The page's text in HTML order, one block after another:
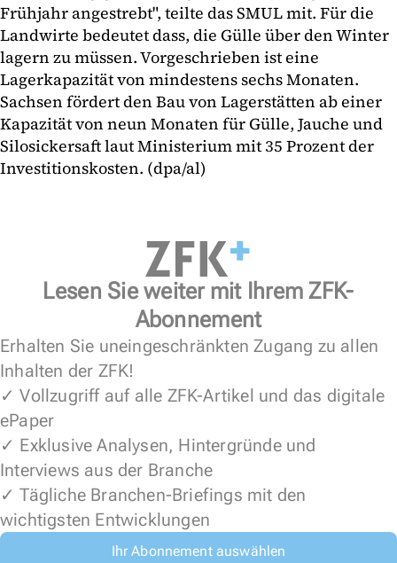
Frühjahr angestrebt", teilte das SMUL mit. Für die
Landwirte bedeutet dass, die Gülle über den Winter
lagern zu müssen. Vorgeschrieben ist eine
Lagerkapazität von mindestens sechs Monaten.
Sachsen fördert den Bau von Lagerstätten ab einer
Kapazität von neun Monaten für Gülle, Jauche und
Silosickersaft laut Ministerium mit 35 Prozent der
Investitionskosten. (dpa/al)
Lesen Sie weiter mit Ihrem ZFK-
Abonnement
Erhalten Sie uneingeschränkten Zugang zu allen
Inhalten der ZFK!
✓ Vollzugriff auf alle ZFK-Artikel und das digitale
ePaper
✓ Exklusive Analysen, Hintergründe und
Interviews aus der Branche
✓ Tägliche Branchen-Briefings mit den
wichtigsten Entwicklungen
Ihr Abonnement auswählen